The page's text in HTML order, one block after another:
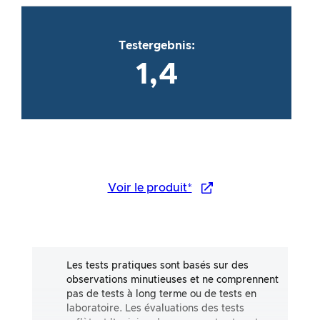
Testergebnis:
1,4
Voir le produit*
Les tests pratiques sont basés sur des
observations minutieuses et ne comprennent
pas de tests à long terme ou de tests en
laboratoire. Les évaluations des tests